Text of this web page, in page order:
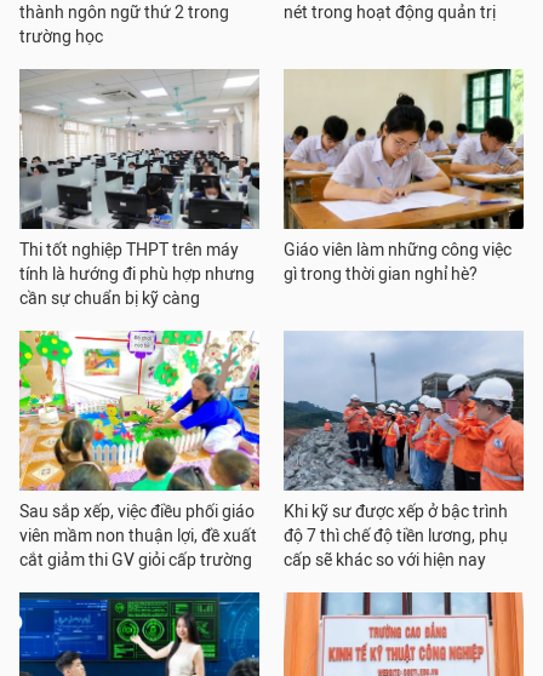
thành ngôn ngữ thứ 2 trong
trường học
nét trong hoạt động quản trị
Thi tốt nghiệp THPT trên máy
tính là hướng đi phù hợp nhưng
cần sự chuẩn bị kỹ càng
Giáo viên làm những công việc
gì trong thời gian nghỉ hè?
Sau sắp xếp, việc điều phối giáo
viên mầm non thuận lợi, đề xuất
cắt giảm thi GV giỏi cấp trường
Khi kỹ sư được xếp ở bậc trình
độ 7 thì chế độ tiền lương, phụ
cấp sẽ khác so với hiện nay